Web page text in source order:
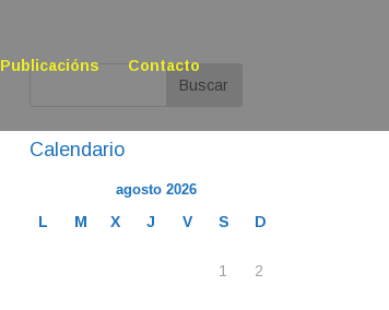
Publicacións Contacto
Calendario
agosto 2026
L M X J V S D
1 2